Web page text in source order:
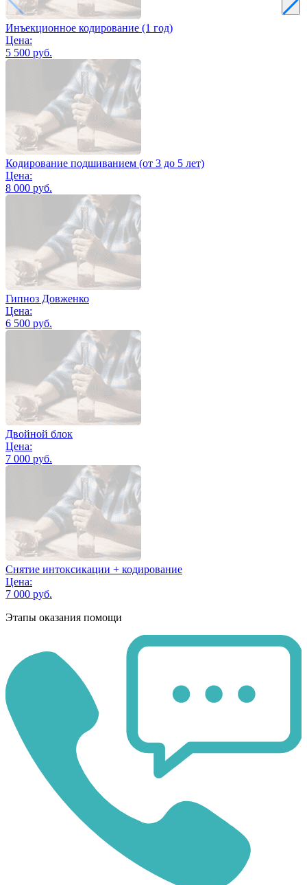
Инъекционное кодирование (1 год)
Цена:
5 500 руб.
Кодирование подшиванием (от 3 до 5 лет)
Цена:
8 000 руб.
Гипноз Довженко
Цена:
6 500 руб.
Двойной блок
Цена:
7 000 руб.
Снятие интоксикации + кодирование
Цена:
7 000 руб.
Этапы оказания помощи